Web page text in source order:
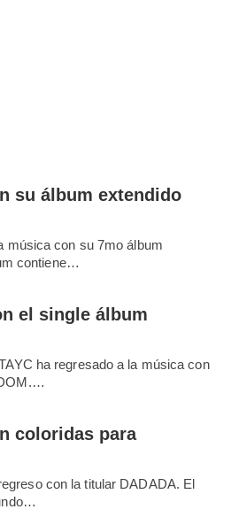
su álbum extendido
música con su 7mo álbum
contiene…
el single álbum
ha regresado a la música con
coloridas para
con la titular DADADA. El